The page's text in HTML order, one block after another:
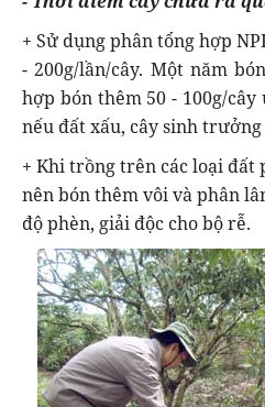
+ Sử dụng phân tổng hợp
- 200g/lần/cây. Một năm
hợp bón thêm 50 - 100g/cây
nếu đất xấu, cây sinh trưởng
+ Khi trồng trên các loại đất
nên bón thêm vôi và phân
độ phèn, giải độc cho bộ rễ.